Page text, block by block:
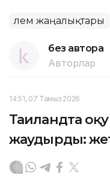
Әлем жаңалықтары
без автора
Авторлар
14:51, 07 Тамыз 2026
Таиландта
жаудырды: